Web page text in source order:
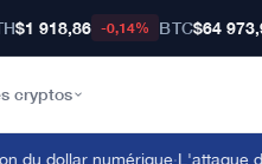
$1 918,86 -0,14% BTC$64
cryptos
dollar numérique·L'attaque de